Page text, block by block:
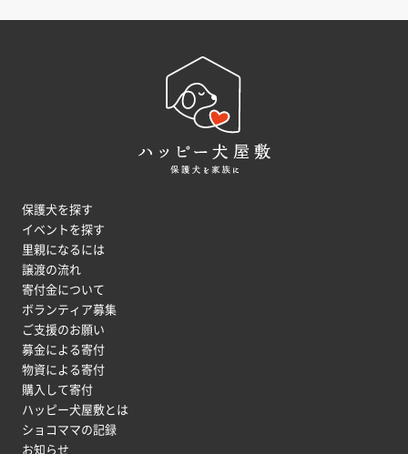
保護犬を探す
イベントを探す
里親になるには
譲渡の流れ
寄付金について
ボランティア募集
ご支援のお願い
募金による寄付
物資による寄付
購入して寄付
ハッピー犬屋敷とは
ショコママの記録
お知らせ